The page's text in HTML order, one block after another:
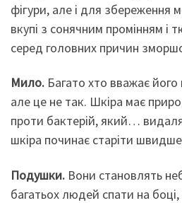
фігури, але і для збереження
вкупі з сонячним промінням
серед головних причин
Мило. Багато хто вважає
але це не так. Шкіра має
проти бактерій, який…
шкіра починає старіти
Подушки. Вони становлять
багатьох людей спати на